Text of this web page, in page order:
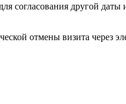
другой даты
отмены визита через